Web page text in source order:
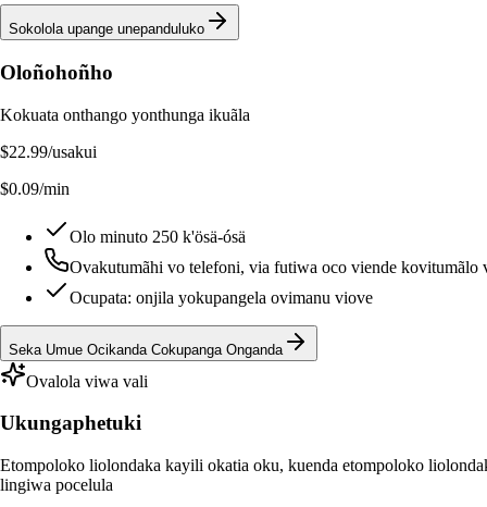
Sokolola upange unepanduluko
Oloñohoñho
Kokuata onthango yonthunga ikuãla
$22.99/usakui
$0.09/min
Olo minuto 250 k'ösä-ósä
Ovakutumãhi vo telefoni, via futiwa oco viende kovitumãlo
Ocupata: onjila yokupangela ovimanu viove
Seka Umue Ocikanda Cokupanga Onganda
Ovalola viwa vali
Ukungaphetuki
Etompoloko liolondaka kayili okatia oku, kuenda etompoloko
lingiwa pocelula